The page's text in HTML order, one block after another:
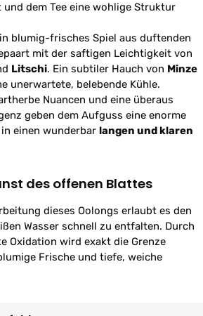
und dem Tee eine wohlige Struktur
blumig-frisches Spiel aus duftenden
mit der saftigen Leichtigkeit von
Litschi. Ein subtiler Hauch von Minze
unerwartete, belebende Kühle.
Nuancen und eine überaus
geben dem Aufguss eine enorme
einen wunderbar langen und klaren
des offenen Blattes
dieses Oolongs erlaubt es den
Wasser schnell zu entfalten. Durch
Oxidation wird exakt die Grenze
Frische und tiefe, weiche